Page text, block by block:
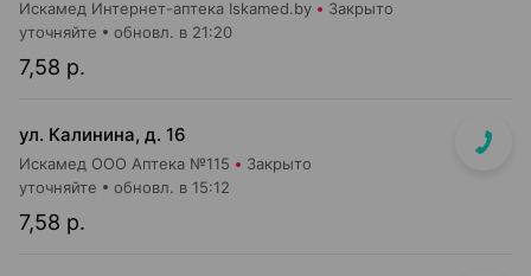
Искамед Интернет-аптека Iskamed.by Закрыто
7,58 р.
уточняйте обновл. в 21:20
ул. Калинина, д. 16
Искамед ООО Аптека №115 Закрыто
7,58 р.
уточняйте обновл. в 15:12